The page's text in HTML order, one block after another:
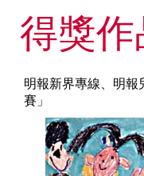
得獎作
明報新界專線、明報
賽」